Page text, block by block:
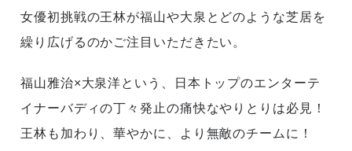
女優初挑戦の王林が福山や大泉とどのような芝居を
繰り広げるのかご注目いただきたい。
福山雅治×大泉洋という、日本トップのエンターテ
イナーバディの丁々発止の痛快なやりとりは必見！
王林も加わり、華やかに、より無敵のチームに！